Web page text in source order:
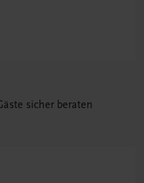
sicher beraten